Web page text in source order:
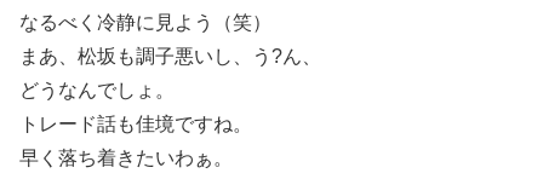
なるべく冷静に見よう（笑）
まあ、松坂も調子悪いし、う?ん、
どうなんでしょ。
トレード話も佳境ですね。
早く落ち着きたいわぁ。